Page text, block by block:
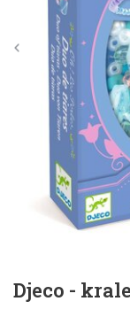
Djeco -